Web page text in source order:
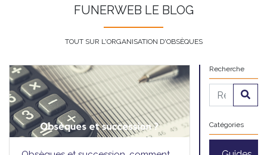
FUNERWEB LE BLOG
TOUT SUR L'ORGANISATION D'OBSÈQUES
Recherche
Catégories